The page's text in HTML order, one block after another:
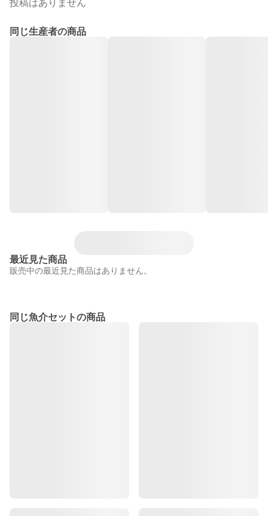
投稿はありません
同じ生産者の商品
最近見た商品
販売中の最近見た商品はありません。
同じ魚介セットの商品